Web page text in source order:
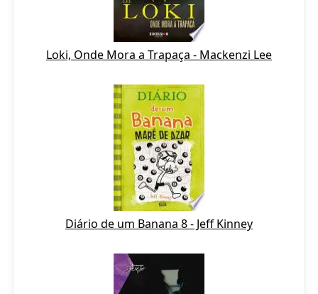
Loki, Onde Mora a Trapaça - Mackenzi Lee
Diário de um Banana 8 - Jeff Kinney